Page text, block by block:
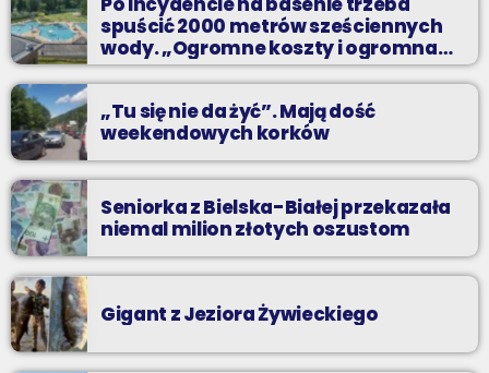
spuścić 2000 metrów sześciennych
wody. „Ogromne koszty i ogromna
praca”
„Tu się nie da żyć”. Mają dość
weekendowych korków
Seniorka z Bielska-Białej przekazała
niemal milion złotych oszustom
Gigant z Jeziora Żywieckiego